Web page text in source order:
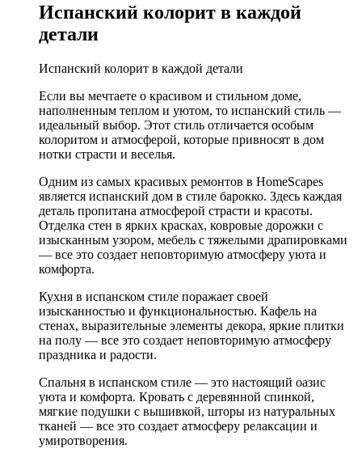
Испанский колорит в каждой
детали
Испанский колорит в каждой детали
Если вы мечтаете о красивом и стильном доме,
наполненным теплом и уютом, то испанский стиль —
идеальный выбор. Этот стиль отличается особым
колоритом и атмосферой, которые привносят в дом
нотки страсти и веселья.
Одним из самых красивых ремонтов в HomeScapes
является испанский дом в стиле барокко. Здесь каждая
деталь пропитана атмосферой страсти и красоты.
Отделка стен в ярких красках, ковровые дорожки с
изысканным узором, мебель с тяжелыми драпировками
— все это создает неповторимую атмосферу уюта и
комфорта.
Кухня в испанском стиле поражает своей
изысканностью и функциональностью. Кафель на
стенах, выразительные элементы декора, яркие плитки
на полу — все это создает неповторимую атмосферу
праздника и радости.
Спальня в испанском стиле — это настоящий оазис
уюта и комфорта. Кровать с деревянной спинкой,
мягкие подушки с вышивкой, шторы из натуральных
тканей — все это создает атмосферу релаксации и
умиротворения.